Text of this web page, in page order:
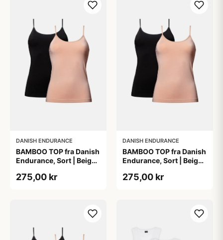
DANISH ENDURANCE
BAMBOO TOP fra Danish
Endurance, Sort | Beige,
Komfortabel og
275,00 kr
DANISH ENDURANCE
BAMBOO TOP fra Danish
Endurance, Sort | Beige,
Komfortabel og
275,00 kr